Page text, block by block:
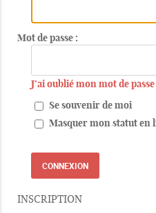
Mot de passe :
J’ai oublié mon mot de passe
Se souvenir de moi
Masquer mon statut en
INSCRIPTION